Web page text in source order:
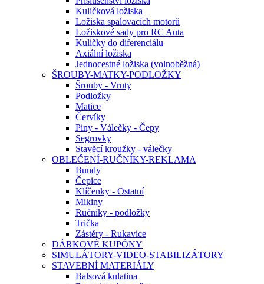
Kuličková ložiska
Ložiska spalovacích motorů
Ložiskové sady pro RC Auta
Kuličky do diferenciálu
Axiální ložiska
Jednocestné ložiska (volnoběžná)
ŠROUBY-MATKY-PODLOŽKY
Šrouby - Vruty
Podložky
Matice
Červíky
Piny - Válečky - Čepy
Segrovky
Stavěcí kroužky - válečky
OBLEČENÍ-RUČNÍKY-REKLAMA
Bundy
Čepice
Klíčenky - Ostatní
Mikiny
Ručníky - podložky
Trička
Zástěry - Rukavice
DÁRKOVÉ KUPÓNY
SIMULÁTORY-VIDEO-STABILIZÁTORY
STAVEBNÍ MATERIÁLY
Balsová kulatina